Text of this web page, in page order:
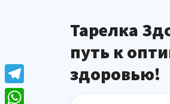
Тарелка
путь к
здоровью!
Telegram